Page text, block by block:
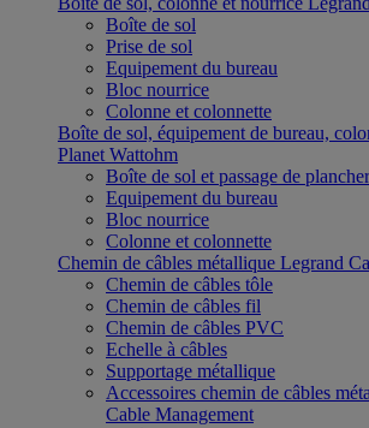
Boîte de sol
Prise de sol
Equipement du bureau
Bloc nourrice
Colonne et colonnette
Boîte de sol, équipement de bureau,
Planet Wattohm
Boîte de sol et passage de plancher
Equipement du bureau
Bloc nourrice
Colonne et colonnette
Chemin de câbles métallique Legrand
Chemin de câbles tôle
Chemin de câbles fil
Chemin de câbles PVC
Echelle à câbles
Supportage métallique
Accessoires chemin de câbles
Cable Management